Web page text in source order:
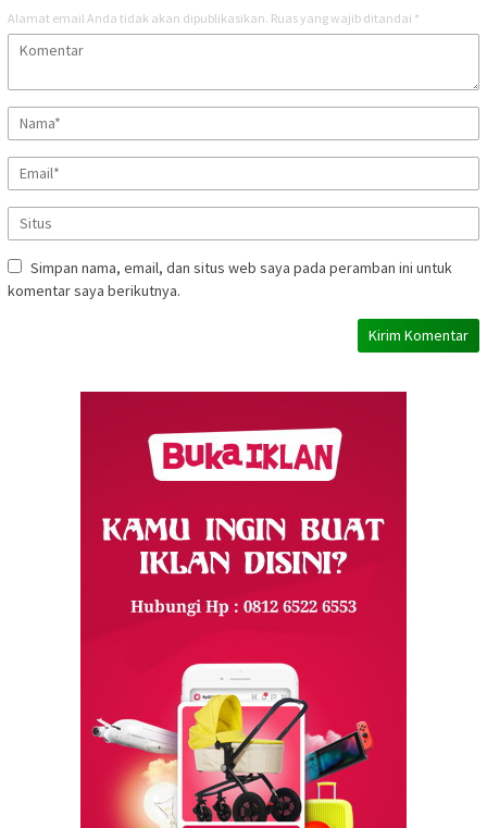
Alamat email Anda tidak akan dipublikasikan. Ruas yang wajib ditandai *
Simpan nama, email, dan situs web saya pada peramban ini untuk
komentar saya berikutnya.